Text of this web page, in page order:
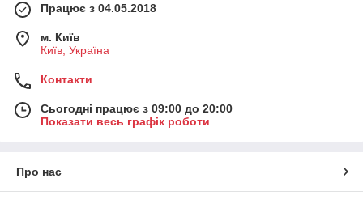
Працює з 04.05.2018
м. Київ
Київ, Україна
Контакти
Сьогодні працює з 09:00 до 20:00
Показати весь графік роботи
Про нас